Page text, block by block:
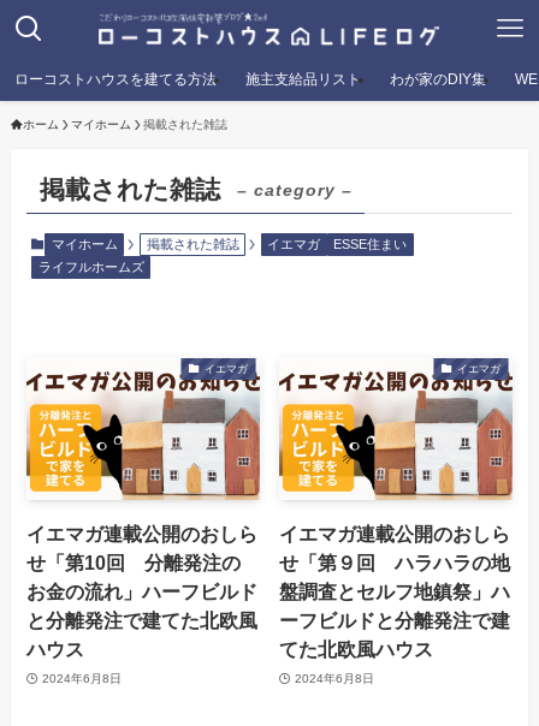
ローコストハウスを建てる方法 施主支給品リスト わが家のDIY集
ホーム マイホーム 掲載された雑誌
掲載された雑誌 – category –
マイホーム 掲載された雑誌 イエマガ
ESSE住まい
ライフルホームズ
イエマガ
イエマガ連載公開のおしら
せ「第10回 分離発注の
お金の流れ」ハーフビルド
と分離発注で建てた北欧風
ハウス
2024年6月8日
イエマガ
イエマガ連載公開のおしら
せ「第９回 ハラハラの地
盤調査とセルフ地鎮祭」ハ
ーフビルドと分離発注で建
てた北欧風ハウス
2024年6月8日